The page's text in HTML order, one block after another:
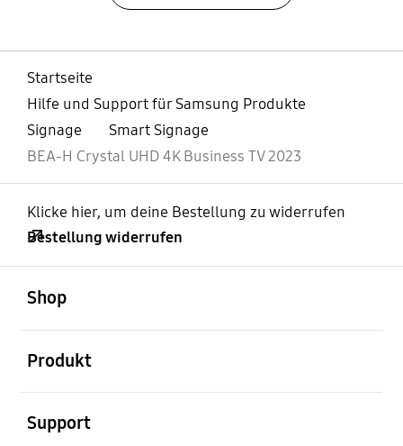
Startseite
Hilfe und Support für Samsung Produkte
Signage
Smart Signage
BEA-H Crystal UHD 4K Business TV 2023
Klicke hier, um deine Bestellung zu widerrufen
Bestellung widerrufen
Shop
Produkt
Support